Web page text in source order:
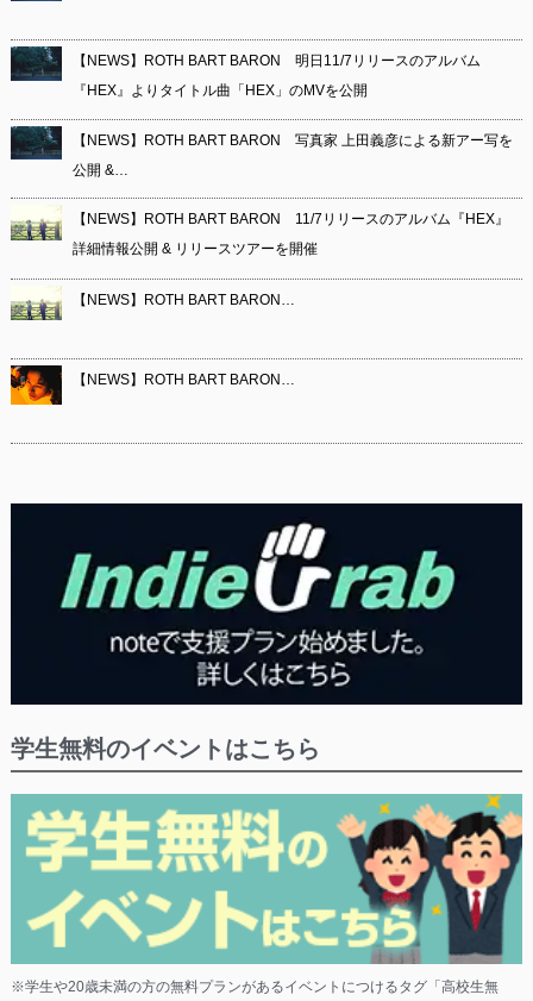
【NEWS】ROTH BART BARON 明日11/7リリースのアルバム
『HEX』よりタイトル曲「HEX」のMVを公開
【NEWS】ROTH BART BARON 写真家 上田義彦による新アー写を
公開 &…
【NEWS】ROTH BART BARON 11/7リリースのアルバム『HEX』
詳細情報公開 & リリースツアーを開催
【NEWS】ROTH BART BARON…
【NEWS】ROTH BART BARON…
学生無料のイベントはこちら
※学生や20歳未満の方の無料プランがあるイベントにつけるタグ「高校生無